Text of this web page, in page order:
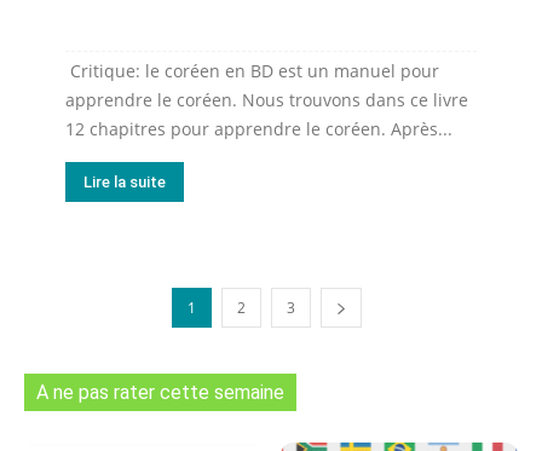
Critique: le coréen en BD est un manuel pour
apprendre le coréen. Nous trouvons dans ce livre
12 chapitres pour apprendre le coréen. Après...
Lire la suite
1 2 3
A ne pas rater cette semaine